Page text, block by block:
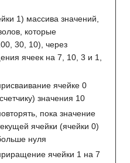
1) массива значений,
которые
30, 10), через
ячеек на 7, 10, 3 и 1,
ячейке 0
значения 10
пока значение
ячейки (ячейки 0)
нуля
ячейки 1 на 7